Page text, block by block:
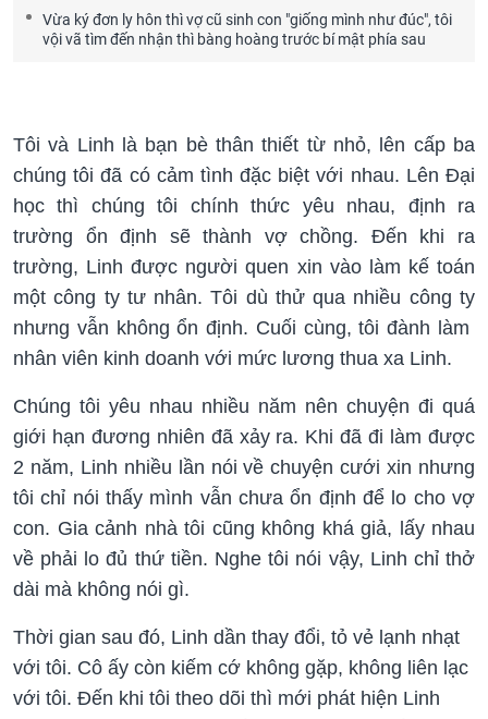
Vừa ký đơn ly hôn thì vợ cũ sinh con "giống mình như đúc", tôi
vội vã tìm đến nhận thì bàng hoàng trước bí mật phía sau
Tôi và Linh là bạn bè thân thiết từ nhỏ, lên cấp ba
chúng tôi đã có cảm tình đặc biệt với nhau. Lên Đại
học thì chúng tôi chính thức yêu nhau, định ra
trường ổn định sẽ thành vợ chồng. Đến khi ra
trường, Linh được người quen xin vào làm kế toán
một công ty tư nhân. Tôi dù thử qua nhiều công ty
nhưng vẫn không ổn định. Cuối cùng, tôi đành làm
nhân viên kinh doanh với mức lương thua xa Linh.
Chúng tôi yêu nhau nhiều năm nên chuyện đi quá
giới hạn đương nhiên đã xảy ra. Khi đã đi làm được
2 năm, Linh nhiều lần nói về chuyện cưới xin nhưng
tôi chỉ nói thấy mình vẫn chưa ổn định để lo cho vợ
con. Gia cảnh nhà tôi cũng không khá giả, lấy nhau
về phải lo đủ thứ tiền. Nghe tôi nói vậy, Linh chỉ thở
dài mà không nói gì.
Thời gian sau đó, Linh dần thay đổi, tỏ vẻ lạnh nhạt
với tôi. Cô ấy còn kiếm cớ không gặp, không liên lạc
với tôi. Đến khi tôi theo dõi thì mới phát hiện Linh